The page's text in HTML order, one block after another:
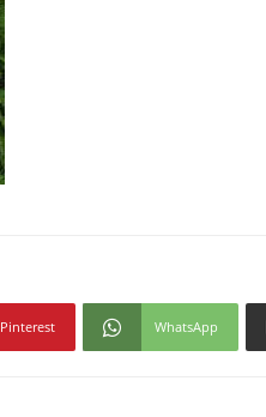
Pinterest WhatsApp